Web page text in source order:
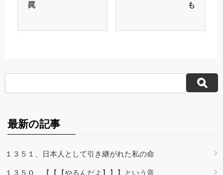
罠
も
最新の記事
１３５１、日本人として引き継がれた私の命
１３５０、【【【やるんだよ】】】という音